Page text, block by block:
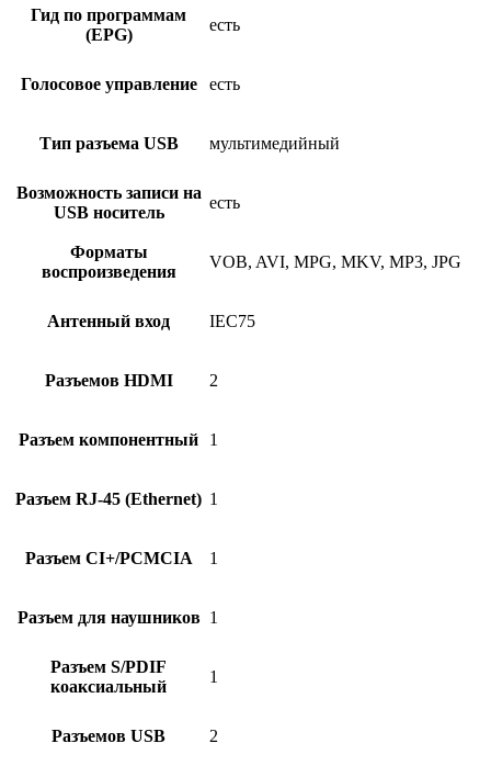
Гид по программам
(EPG)
есть
Голосовое управление есть
Тип разъема USB мультимедийный
Возможность записи на
USB носитель
есть
Форматы
воспроизведения
VOB, AVI, MPG, MKV, MP3, JPG
Антенный вход IEC75
Разъемов HDMI 2
Разъем компонентный 1
Разъем RJ-45 (Ethernet) 1
Разъем CI+/PCMCIA 1
Разъем для наушников 1
Разъем S/PDIF
коаксиальный
1
Разъемов USB 2